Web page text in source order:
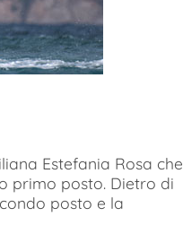
Estefania Rosa che
primo posto. Dietro di
posto e la